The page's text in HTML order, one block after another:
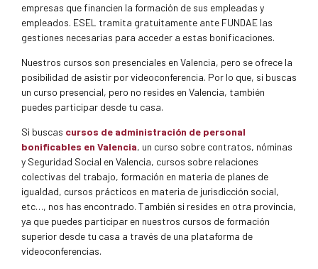
empresas que financien la formación de sus empleadas y
empleados. ESEL tramita gratuitamente ante FUNDAE las
gestiones necesarias para acceder a estas bonificaciones.
Nuestros cursos son presenciales en Valencia, pero se ofrece la
posibilidad de asistir por videoconferencia. Por lo que, si buscas
un curso presencial, pero no resides en Valencia, también
puedes participar desde tu casa.
Si buscas cursos de administración de personal
bonificables en Valencia, un curso sobre contratos, nóminas
y Seguridad Social en Valencia, cursos sobre relaciones
colectivas del trabajo, formación en materia de planes de
igualdad, cursos prácticos en materia de jurisdicción social,
etc…, nos has encontrado. También si resides en otra provincia,
ya que puedes participar en nuestros cursos de formación
superior desde tu casa a través de una plataforma de
videoconferencias.